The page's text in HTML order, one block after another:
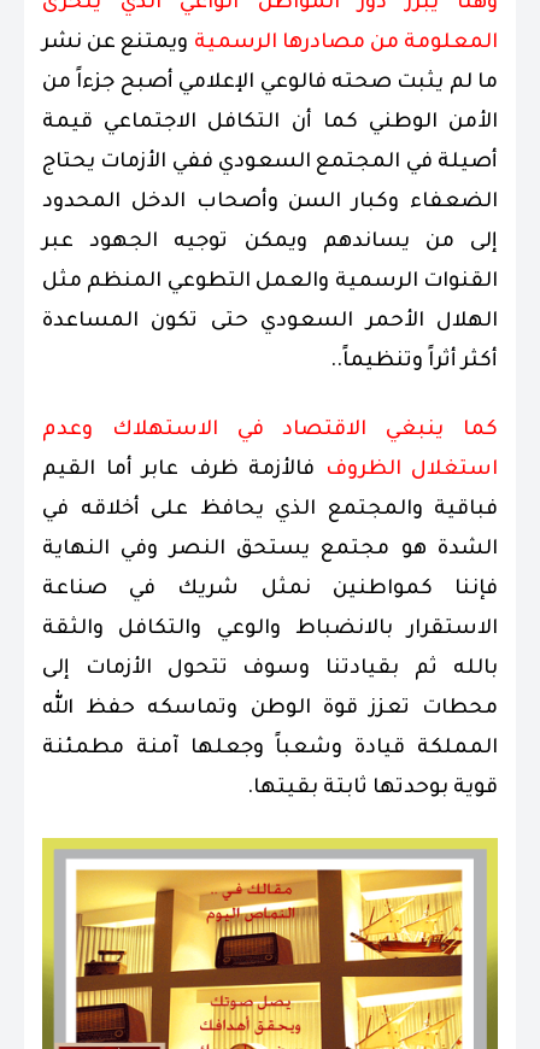
المعلومة من مصادرها الرسمية ويمتنع عن نشر
ما لم يثبت صحته فالوعي الإعلامي أصبح جزءاً من
الأمن الوطني كما أن التكافل الاجتماعي قيمة
أصيلة في المجتمع السعودي ففي الأزمات يحتاج
الضعفاء وكبار السن وأصحاب الدخل المحدود
إلى من يساندهم ويمكن توجيه الجهود عبر
القنوات الرسمية والعمل التطوعي المنظم مثل
الهلال الأحمر السعودي حتى تكون المساعدة
أكثر أثراً وتنظيماً..
كما ينبغي الاقتصاد في الاستهلاك وعدم
استغلال الظروف
فالأزمة ظرف عابر أما القيم
فباقية والمجتمع الذي يحافظ على أخلاقه في
الشدة هو مجتمع يستحق النصر وفي النهاية
فإننا كمواطنين نمثل شريك في صناعة
الاستقرار بالانضباط والوعي والتكافل والثقة
بالله ثم بقيادتنا وسوف تتحول الأزمات إلى
محطات تعزز قوة الوطن وتماسكه حفظ الله
المملكة قيادة وشعباً وجعلها آمنة مطمئنة
قوية بوحدتها ثابتة بقيتها.